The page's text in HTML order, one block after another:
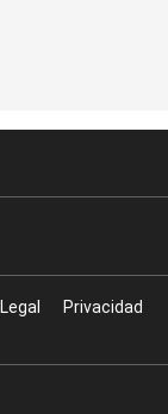
Privacidad